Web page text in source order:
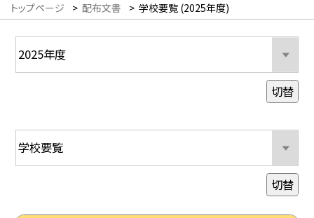
トップページ > 配布文書 > 学校要覧 (2025年度)
切替
切替